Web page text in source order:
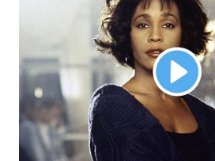
WN
CIANJUR
WN
KEPULAUAN
SERIBU